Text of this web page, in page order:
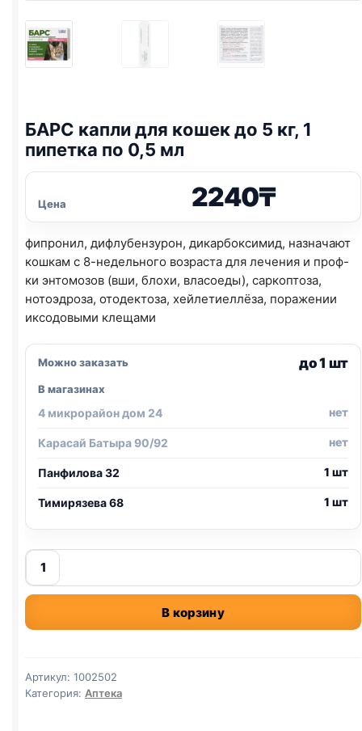
БАРС капли для кошек до 5 кг, 1
пипетка по 0,5 мл
Цена 2240₸
фипронил, дифлубензурон, дикарбоксимид, назначают
кошкам с 8-недельного возраста для лечения и проф-
ки энтомозов (вши, блохи, власоеды), саркоптоза,
нотоэдроза, отодектоза, хейлетиеллёза, поражении
иксодовыми клещами
Можно заказать до 1 шт
В магазинах
4 микрорайон дом 24 нет
Карасай Батыра 90/92 нет
Панфилова 32 1 шт
Тимирязева 68 1 шт
Количество
товара
БАРС
для
до
5
В корзину
Артикул: 1002502
Категория: Аптека